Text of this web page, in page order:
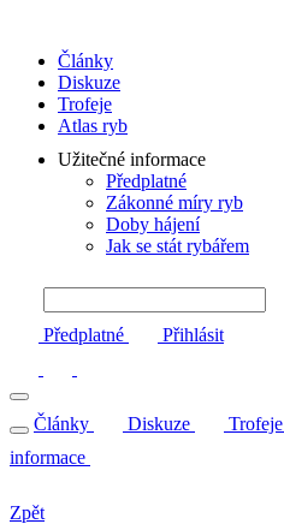
Články
Diskuze
Trofeje
Atlas ryb
Užitečné informace
Předplatné
Zákonné míry ryb
Doby hájení
Jak se stát rybářem
Předplatné Přihlásit
Články Diskuze Trofeje
informace
Zpět